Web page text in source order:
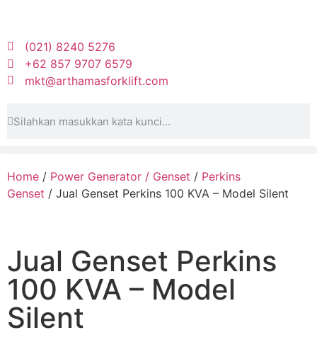
(021) 8240 5276
+62 857 9707 6579
mkt@arthamasforklift.com
Home / Power Generator / Genset / Perkins
Genset / Jual Genset Perkins 100 KVA – Model Silent
Jual Genset Perkins
100 KVA – Model
Silent